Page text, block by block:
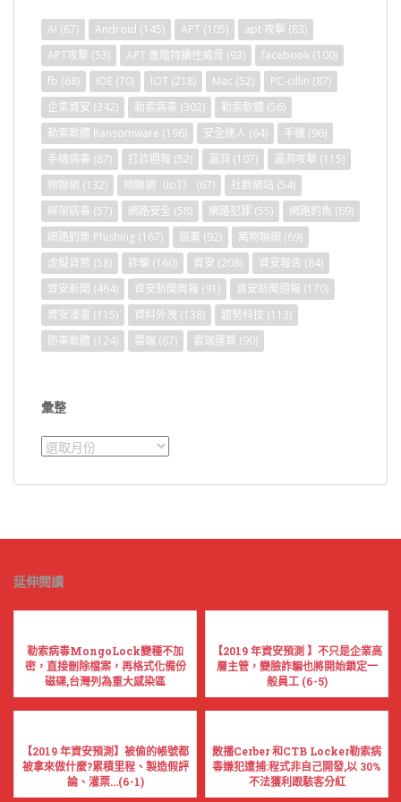
AI (67) Android (145) APT (105) apt 攻擊 (83)
APT攻擊 (53) APT 進階持續性威脅 (93) facebook (100)
fb (68) IOE (70) IOT (218) Mac (52) PC-cillin (87)
企業資安 (342) 勒索病毒 (302) 勒索軟體 (56)
勒索軟體 Ransomware (196) 安全達人 (64) 手機 (96)
手機病毒 (87) 打詐週報 (52) 漏洞 (107) 漏洞攻擊 (115)
物聯網 (132) 物聯網（IoT） (67) 社群網站 (54)
綁架病毒 (57) 網路安全 (58) 網路犯罪 (55) 網路釣魚 (69)
網路釣魚 Phishing (167) 臉書 (92) 萬物聯網 (69)
虛擬貨幣 (58) 詐騙 (160) 資安 (208) 資安報告 (84)
資安新聞 (464) 資安新聞周報 (91) 資安新聞週報 (170)
資安漫畫 (115) 資料外洩 (138) 趨勢科技 (113)
防毒軟體 (124) 雲端 (67) 雲端運算 (90)
彙整
彙
延伸閱讀
勒索病毒MongoLock變種不加
密，直接刪除檔案，再格式化備份
磁碟,台灣列為重大感染區
【2019 年資安預測 】不只是企業高
層主管，變臉詐騙也將開始鎖定一
般員工 (6-5)
【2019 年資安預測】被偷的帳號都
被拿來做什麼?累積里程、製造假評
論、灌票...(6-1)
散播Cerber 和CTB Locker勒索病
毒嫌犯遭捕:程式非自己開發,以 30%
不法獲利跟駭客分紅